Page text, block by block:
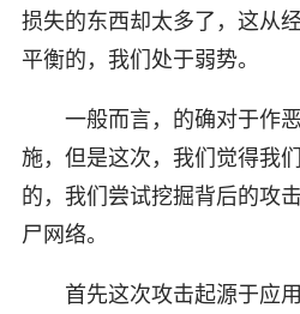
损失的东西却太多了，这从
平衡的，我们处于弱势。
一般而言，的确对于作
施，但是这次，我们觉得我
的，我们尝试挖掘背后的攻
尸网络。
首先这次攻击起源于应